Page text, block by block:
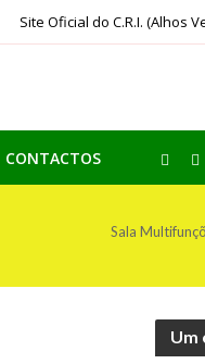
Site Oficial do C.R.I. (Alhos
CONTACTOS
Sala
Um